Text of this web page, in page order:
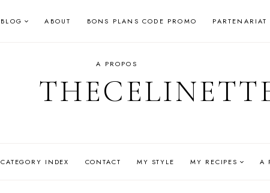
BLOG ABOUT BONS PLANS CODE PROMO PARTENARIAT
A PROPOS
CATEGORY INDEX CONTACT MY STYLE MY RECIPES A